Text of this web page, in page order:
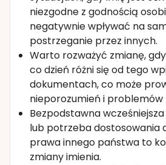
niezgodne z godnością
negatywnie wpływać na
postrzeganie przez innych.
Warto rozważyć zmianę,
co dzień różni się od tego
dokumentach, co może
nieporozumień i
Bezpodstawna
lub potrzeba dostosowania
prawa innego państwa to
zmiany imienia.